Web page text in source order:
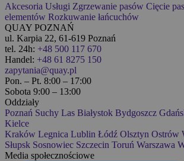
Akcesoria Usługi Zgrzewanie pasów Cięcie
elementów Rozkuwanie łańcuchów
QUAY POZNAŃ
ul. Karpia 22, 61-619 Poznań
tel. 24h: +48 500 117 670
Handel: +48 61 8275 150
zapytania@quay.pl
Pon. – Pt. 8:00 – 17:00
Sobota 9:00 – 13:00
Oddziały
Poznań Suchy Las Białystok Bydgoszcz
Kielce
Kraków Legnica Lublin Łódź Olsztyn Ostrów
Słupsk Sosnowiec Szczecin Toruń Warszawa
Media społecznościowe